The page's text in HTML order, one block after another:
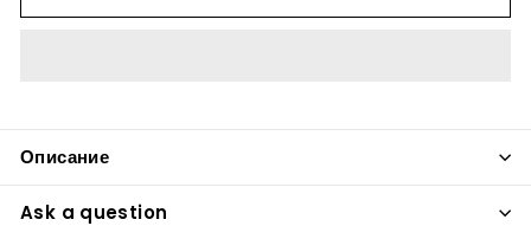
Описание
Ask a question